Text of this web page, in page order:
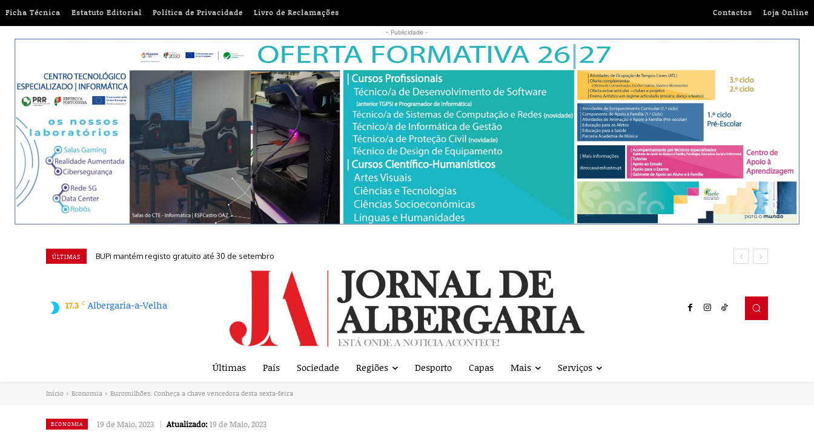
Contactos Loja Online
Ficha Técnica Estatuto Editorial Política de Privacidade Livro de Reclamações
- Publicidade -
ÚLTIMAS Amália, cinema de autor, arte intergeracional e comunidade marcam próximos meses do Cineteatro
17.3 C Albergaria-a-Velha
Últimas País Sociedade Regiões Desporto Capas Mais Serviços
Início Economia Euromilhões: Conheça a chave vencedora desta sexta-feira
ECONOMIA 19 de Maio, 2023 Atualizado:19 de Maio, 2023